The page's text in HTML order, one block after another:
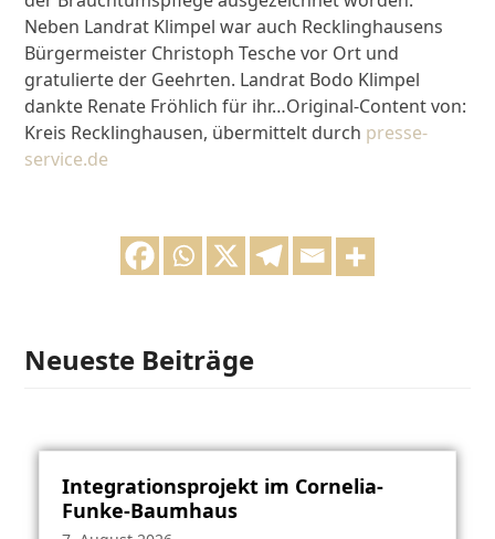
Neben Landrat Klimpel war auch Recklinghausens
Bürgermeister Christoph Tesche vor Ort und
gratulierte der Geehrten. Landrat Bodo Klimpel
dankte Renate Fröhlich für ihr…Original-Content von:
Kreis Recklinghausen, übermittelt durch presse-
service.de
Neueste Beiträge
Integrationsprojekt im Cornelia-
Funke-Baumhaus